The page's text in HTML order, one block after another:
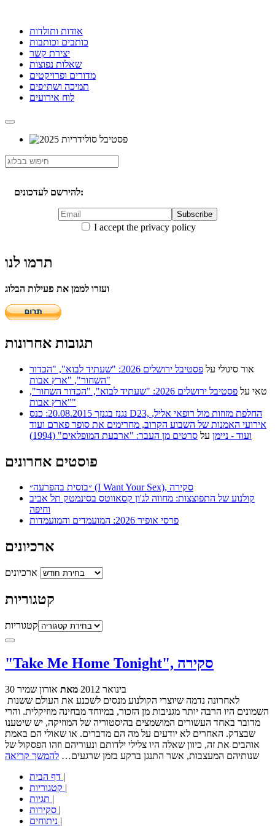
אודות ותולדות
כותבים וכותבות
יצירת קשר
שאלות נפוצות
מדורים ופרויקטים
תמיכה ושת״פים
לוח אירועים
להירשם לעדכונים:
I accept the privacy policy
תרמו לנו
ועזרו לממן את פעילות הבלוג
תגובות אחרונות
אור סיגולי על
פסטיבל ירושלים 2026: "שעתיד לבוא", "הכדור
השחור", "ארץ אבות"
טאי על
פסטיבל ירושלים 2026: "שעתיד לבוא", "הכדור השחור",
"ארץ אבות"
נגנז בגנזך 20.08.2015: כנס D23, החלפת מזוזות מול רופאי אליל,
אירועי האמנות של השבוע הקרוב, מחרימים את סופר פארם ועוד
ועוד - ניימן על סרטים מן העבר: "ארבעת המופלאים" (1994)
פוסטים אחרונים
״בוסית בהפרעה״ (I Want Your Sex), סקירה
קולנוע של התפוצצות: מחווה לג'ון קסאווטס בסינמטק תל אביב
וחיפה
פרסי אופיר 2026: המועמדים והמועמדות
ארכיונים
ארכיונים
קטגוריות
קטגוריות
"Take Me Home Tonight", סקירה
30 בינואר 2012 מאת אורון שמיר
השמונים היו הרבה יותר מגניבות מן הזכור, במיוחד מבחינה מוזיקלית. והרי
מדובר באחד העשורים המושמצים בהיסטוריה של המוזיקה, יש שיטענו
שבצדק. האחרים לא יודעים על מה הם מדברים. או שאולי הם באמת
אוהבים את זה, כיוון שאלה היו צלילי ילדותם ונעוריהם וזהו הפסקול של
שנותיהם המעצבות, אשר התנגן ברקע בזמן שרגעים… להמשך קריאה
|
|
|
|
|